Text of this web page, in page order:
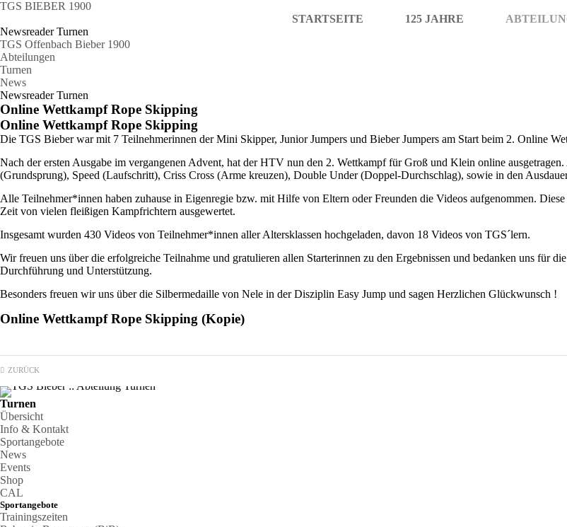
TGS BIEBER 1900
STARTSEITE
125 JAHRE
Newsreader Turnen
TGS Offenbach Bieber 1900
Abteilungen
Turnen
News
Newsreader Turnen
Online Wettkampf Rope Skipping
Online Wettkampf Rope Skipping
Die TGS Bieber war mit 7 Teilnehmerinnen der Mini Skipper, Junior Jumpers und Bieber Jumpers am Start beim 2. Online
Nach der ersten Ausgabe im vergangenen Advent, hat der HTV nun den 2. Wettkampf für Groß und Klein online
(Grundsprung), Speed (Laufschritt), Criss Cross (Arme kreuzen), Double Under (Doppel-Durchschlag), sowie in den
Alle Teilnehmer*innen haben zuhause in Eigenregie bzw. mit Hilfe von Eltern oder Freunden die Videos aufgenommen.
Zeit von vielen fleißigen Kampfrichtern ausgewertet.
Insgesamt wurden 430 Videos von Teilnehmer*innen aller Altersklassen hochgeladen, davon 18 Videos von TGS´lern.
Wir freuen uns über die erfolgreiche Teilnahme und gratulieren allen Starterinnen zu den Ergebnissen und bedanken uns für
Durchführung und Unterstützung.
Besonders freuen wir uns über die Silbermedaille von Nele in der Disziplin Easy Jump und sagen Herzlichen Glückwunsch !
Online Wettkampf Rope Skipping (Kopie)
ZURÜCK
Turnen
Übersicht
Info & Kontakt
Sportangebote
News
Events
Shop
CAL
Sportangebote
Trainingszeiten